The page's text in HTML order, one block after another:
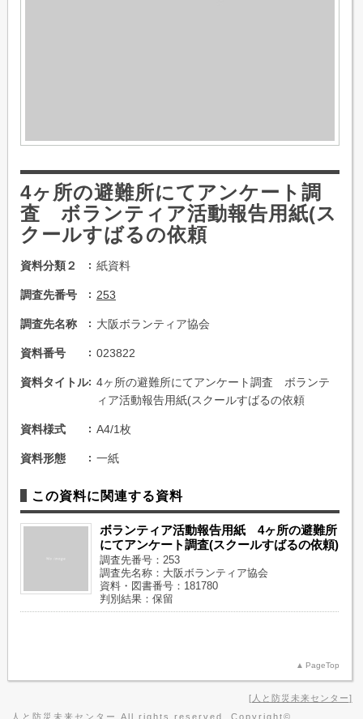
4ヶ所の避難所にてアンケート調
査 ボランティア活動報告用紙(ス
クールすばるの依頼
資料分類２ 紙資料
調査先番号 253
調査先名称 大阪ボランティア協会
資料番号 023822
資料タイトル
4ヶ所の避難所にてアンケート調査 ボランテ
ィア活動報告用紙(スクールすばるの依頼
資料様式 A4/1枚
資料形態 一紙
この資料に関連する資料
ボランティア活動報告用紙 4ヶ所の避難所
にてアンケート調査(スクールすばるの依頼)
調査先番号：253
調査先名称：大阪ボランティア協会
資料・図書番号：181780
判別結果：保留
PageTop
人と防災未来センター
人と防災未来センター All rights reserved, Copyright©